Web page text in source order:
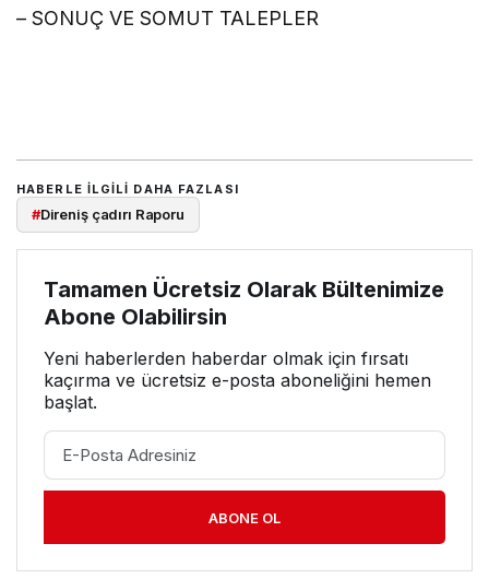
– SONUÇ VE SOMUT TALEPLER
HABERLE ILGILI DAHA FAZLASI
#Direniş çadırı Raporu
Tamamen Ücretsiz Olarak Bültenimize
Abone Olabilirsin
Yeni haberlerden haberdar olmak için fırsatı
kaçırma ve ücretsiz e-posta aboneliğini hemen
başlat.
ABONE OL